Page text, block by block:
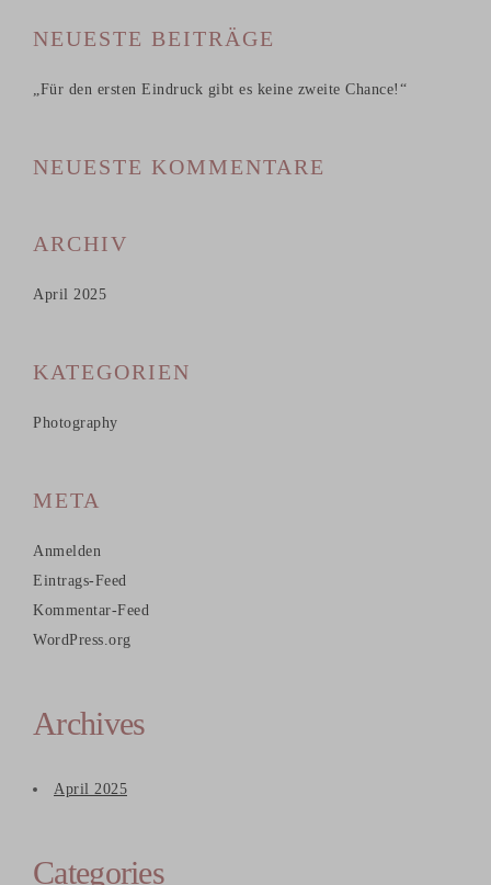
NEUESTE BEITRÄGE
„Für den ersten Eindruck gibt es keine zweite Chance!“
NEUESTE KOMMENTARE
ARCHIV
April 2025
KATEGORIEN
Photography
META
Anmelden
Eintrags-Feed
Kommentar-Feed
WordPress.org
Archives
April 2025
Categories